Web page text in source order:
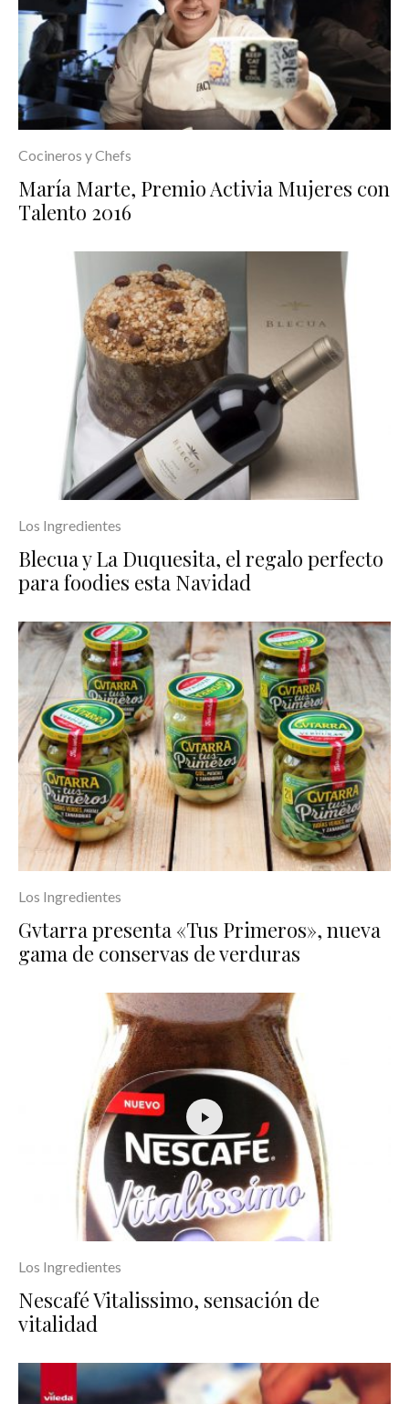
Cocineros y Chefs
María Marte, Premio Activia Mujeres con
Talento 2016
Los Ingredientes
Blecua y La Duquesita, el regalo perfecto
para foodies esta Navidad
Los Ingredientes
Gvtarra presenta «Tus Primeros», nueva
gama de conservas de verduras
Los Ingredientes
Nescafé Vitalissimo, sensación de
vitalidad